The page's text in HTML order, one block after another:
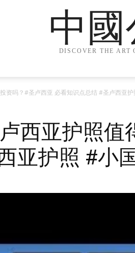
中國
DISCOVER THE ART
资吗？#圣卢西亚 必看知识点总结 #圣卢西亚
卢西亚护照
亚护照 #小